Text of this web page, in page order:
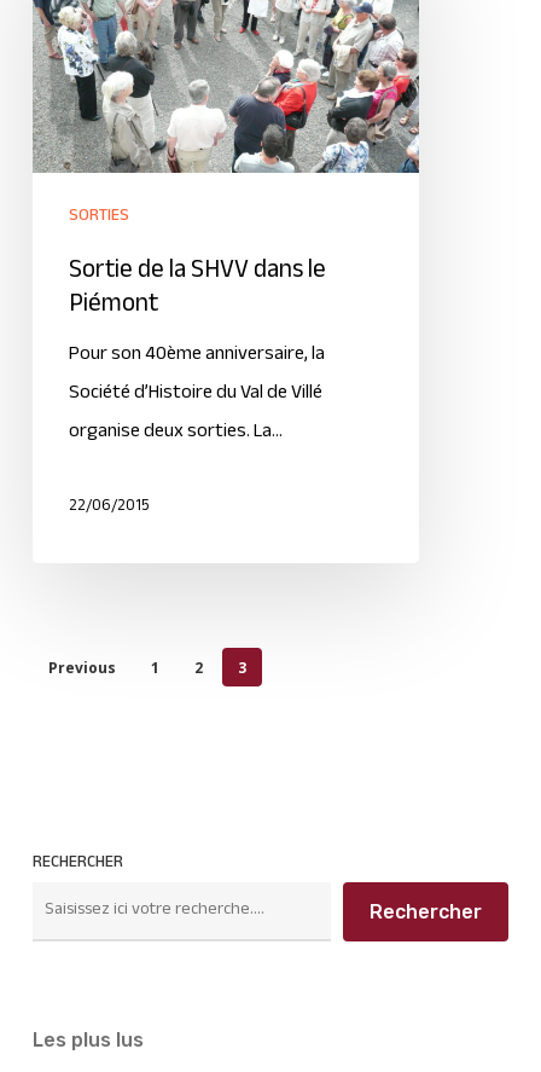
SORTIES
Sortie de la SHVV dans le
Piémont
Pour son 40ème anniversaire, la
Société d’Histoire du Val de Villé
organise deux sorties. La…
22/06/2015
Previous 1 2 3
RECHERCHER
Rechercher
Les plus lus